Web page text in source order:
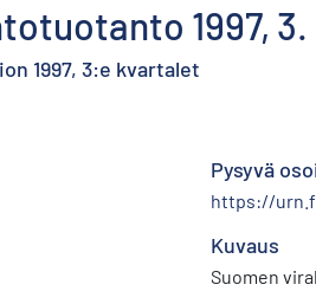
1997,
1997, 3:e kvartalet
Pysyvä
https://
Kuvaus
Suomen